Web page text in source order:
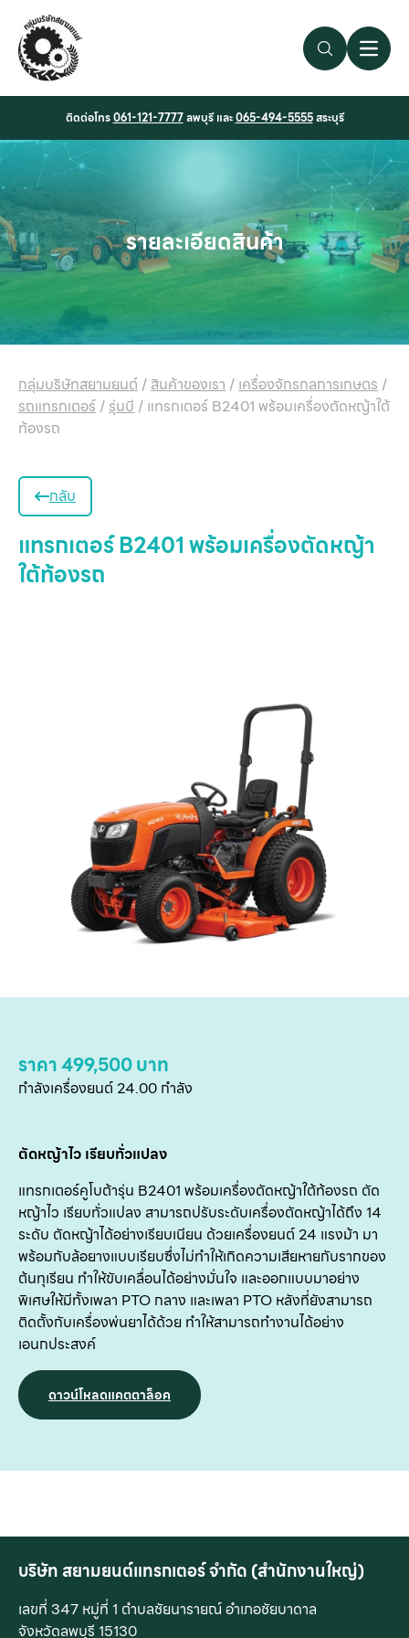
Search Link
Open
ติดต่อโทร061-121-7777ลพบุรี และ065-494-5555สระบุรี
รายละเอียดสินค้า
กลุ่มบริษัทสยามยนต์ /สินค้าของเรา /เครื่องจักรกลการเกษตร /
รถแทรกเตอร์ /รุ่นบี / แทรกเตอร์ B2401 พร้อมเครื่องตัดหญ้าใต้
ท้องรถ
กลับ
แทรกเตอร์ B2401 พร้อมเครื่องตัดหญ้า
ใต้ท้องรถ
ราคา 499,500 บาท
กำลังเครื่องยนต์ 24.00 กำลัง
ตัดหญ้าไว เรียบทั่วแปลง
แทรกเตอร์คูโบต้ารุ่น B2401 พร้อมเครื่องตัดหญ้าใต้ท้องรถ ตัด
หญ้าไว เรียบทั่วแปลง สามารถปรับระดับเครื่องตัดหญ้าได้ถึง 14
ระดับ ตัดหญ้าได้อย่างเรียบเนียน ด้วยเครื่องยนต์ 24 แรงม้า มา
พร้อมกับล้อยางแบบเรียบซึ่งไม่ทำให้เกิดความเสียหายกับรากของ
ต้นทุเรียน ทำให้ขับเคลื่อนได้อย่างมั่นใจ และออกแบบมาอย่าง
พิเศษให้มีทั้งเพลา PTO กลาง และเพลา PTO หลังที่ยังสามารถ
ติดตั้งกับเครื่องพ่นยาได้ด้วย ทำให้สามารถทำงานได้อย่าง
เอนกประสงค์
ดาวน์โหลดแคตตาล็อค
บริษัท สยามยนต์แทรกเตอร์ จำกัด (สำนักงานใหญ่)
เลขที่ 347 หมู่ที่ 1 ตำบลชัยนารายณ์ อำเภอชัยบาดาล
จังหวัดลพบุรี 15130